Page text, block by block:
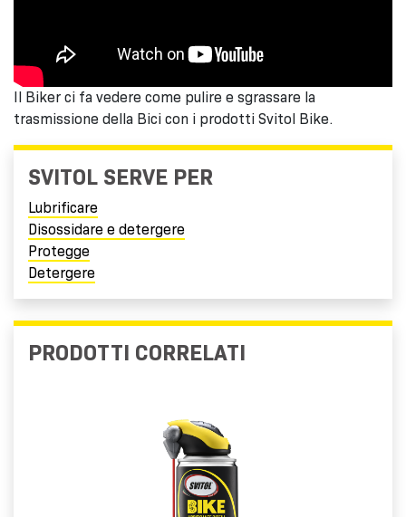
Il Biker ci fa vedere come pulire e sgrassare la
trasmissione della Bici con i prodotti Svitol Bike.
SVITOL SERVE PER
Lubrificare
Disossidare e detergere
Protegge
Detergere
PRODOTTI CORRELATI